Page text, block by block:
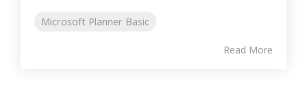
Microsoft Planner Basic
Read More